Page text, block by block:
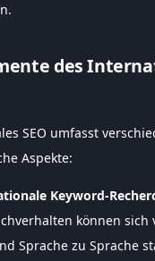
des
SEO umfasst
Aspekte:
Keyword-
können sich
Sprache zu Sprache